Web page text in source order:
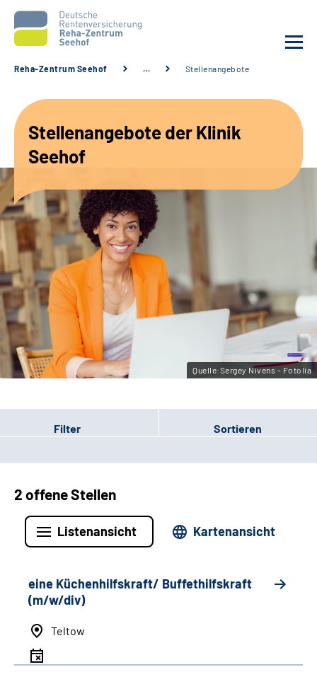
Unsere Angebote
Karriere
Sozialdienste & Zuweisende
Suche
Leichte Sprache
Gebärdensprache
Reha-Zentrum Seehof … Stellenangebote
Stellenangebote der Klinik
Seehof
Quelle:Sergey Nivens - Fotolia
Filter Sortieren
2 offene Stellen
Listenansicht Kartenansicht
eine Küchenhilfskraft/ Buffethilfskraft
(m/w/div)
Teltow